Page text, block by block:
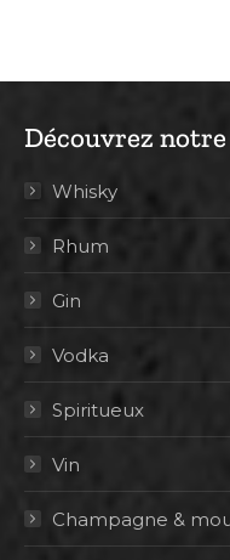
Découvrez
Whisky
Rhum
Gin
Vodka
Spiritueux
Vin
Champagne &